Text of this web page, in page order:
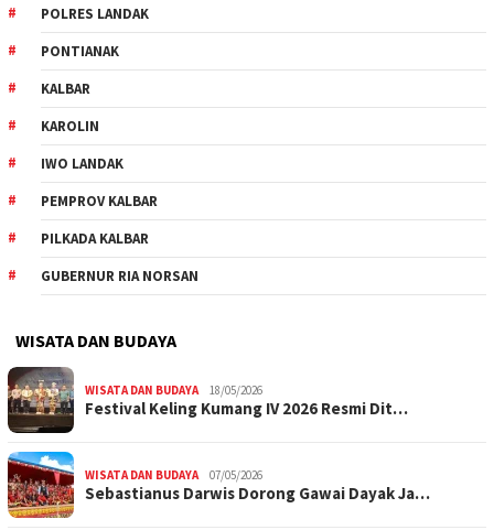
POLRES LANDAK
PONTIANAK
KALBAR
KAROLIN
IWO LANDAK
PEMPROV KALBAR
PILKADA KALBAR
GUBERNUR RIA NORSAN
WISATA DAN BUDAYA
WISATA DAN BUDAYA 18/05/2026
Festival Keling Kumang IV 2026 Resmi Dit…
WISATA DAN BUDAYA 07/05/2026
Sebastianus Darwis Dorong Gawai Dayak Ja…